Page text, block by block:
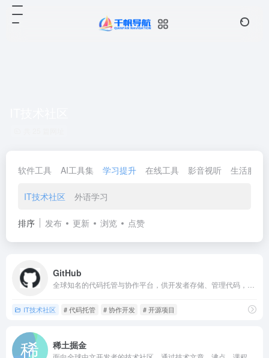
软件工具 AI工具集 学习提升 在线工具 影音视听 生活服务
IT技术社区 外语学习
排序 发布 更新 浏览 点赞
GitHub
IT技术社区 # 代码托管 # 协作开发 # 开源项目
稀土掘金